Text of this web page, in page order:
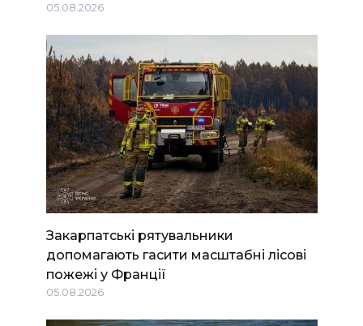
05.08.2026
Закарпатські рятувальники
допомагають гасити масштабні лісові
пожежі у Франції
05.08.2026